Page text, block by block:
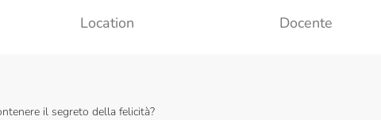
Location Docente
il segreto della felicità?